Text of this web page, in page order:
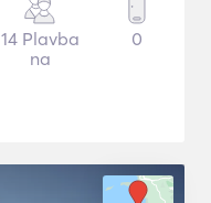
14 Plavba
na
0